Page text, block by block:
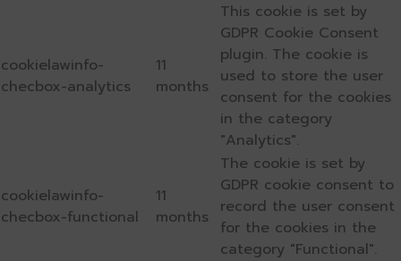
cookielawinfo-
checbox-analytics
11
months
This cookie is set by
GDPR Cookie Consent
plugin. The cookie is
used to store the user
consent for the cookies
in the category
"Analytics".
cookielawinfo-
checbox-functional
11
months
The cookie is set by
GDPR cookie consent to
record the user consent
for the cookies in the
category "Functional".